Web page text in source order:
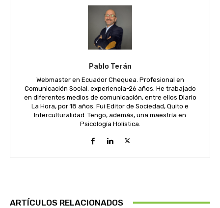
Pablo Terán
Webmaster en Ecuador Chequea. Profesional en
Comunicación Social, experiencia-26 años. He trabajado
en diferentes medios de comunicación, entre ellos Diario
La Hora, por 18 años. Fui Editor de Sociedad, Quito e
Interculturalidad. Tengo, además, una maestría en
Psicología Holística.
ARTÍCULOS RELACIONADOS